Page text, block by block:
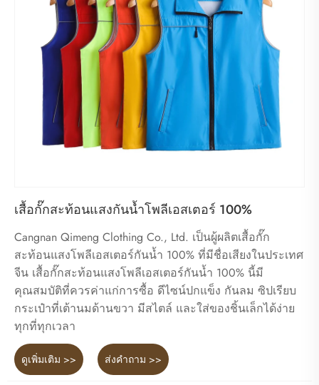
เสื้อกั๊กสะท้อนแสงกันน้ำโพลีเอสเตอร์ 100%
Cangnan Qimeng Clothing Co., Ltd. เป็นผู้ผลิตเสื้อกั๊ก
สะท้อนแสงโพลีเอสเตอร์กันน้ำ 100% ที่มีชื่อเสียงในประเทศ
จีน เสื้อกั๊กสะท้อนแสงโพลีเอสเตอร์กันน้ำ 100% นี้มี
คุณสมบัติที่ควรค่าแก่การซื้อ ดีไซน์ปกแข็ง กันลม ซิปเรียบ
กระเป๋าที่เต้านมด้านขวา มีสไตล์ และใส่ของชิ้นเล็กได้ง่าย
ทุกที่ทุกเวลา
ดูเพิ่มเติม >> ส่งคำถาม >>